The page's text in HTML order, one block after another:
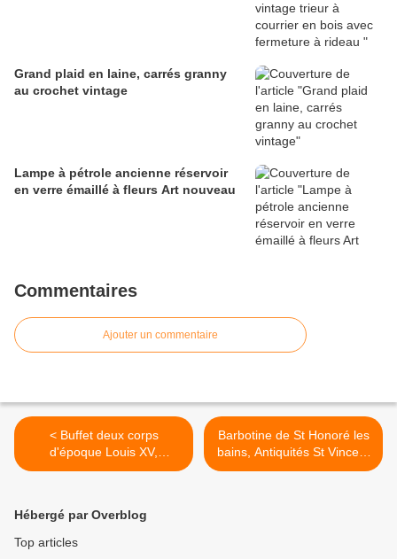
Grand plaid en laine, carrés granny
au crochet vintage
Lampe à pétrole ancienne réservoir
en verre émaillé à fleurs Art nouveau
Commentaires
Ajouter un commentaire
< Buffet deux corps
d'époque Louis XV,
Antiquités St Vincent à
Barbotine de St Honoré les
bains, Antiquités St Vincent
à Nevers (58000) >
Hébergé par Overblog
Top articles